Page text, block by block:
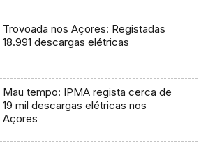
Trovoada nos Açores: Registadas
18.991 descargas elétricas
Mau tempo: IPMA regista cerca de
19 mil descargas elétricas nos
Açores